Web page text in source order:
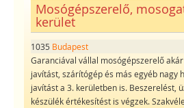
Mosógépszerelő,
kerület
1035 Budapest
Garanciával vállal mosógépszerelő
javítást, szárítógép és más egyéb nagy
javítást a 3. kerületben is. Beszerelést,
készülék értékesítést is végzek.